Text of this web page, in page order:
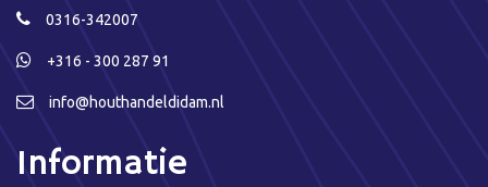
0316-342007
+316 - 300 287 91
info@houthandeldidam.nl
Informatie